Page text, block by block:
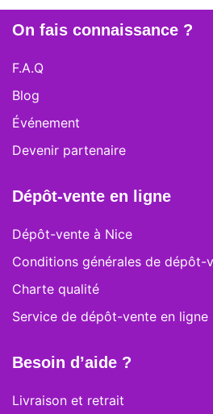
On fais connaissance ?
F.A.Q
Blog
Événement
Devenir partenaire
Dépôt-vente en ligne
Dépôt-vente à Nice
Conditions générales de dépôt-
Charte qualité
Service de dépôt-vente en ligne
Besoin d’aide ?
Livraison et retrait